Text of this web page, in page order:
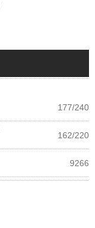
177/240
162/220
9266